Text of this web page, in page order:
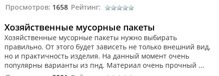
Просмотров: 1658 Рейтинг:
Хозяйственные мусорные пакеты
Хозяйственные мусорные пакеты нужно выбирать
правильно. От этого будет зависеть не только внешний вид,
но и практичность изделия. На данный момент очень
популярны варианты из пнд. Материал очень прочный ...